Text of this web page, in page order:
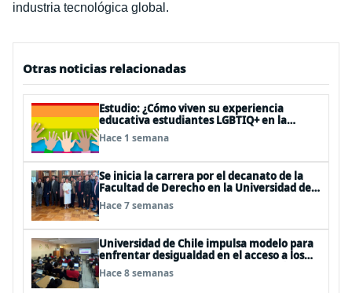
industria tecnológica global.
Otras noticias relacionadas
Estudio: ¿Cómo viven su experiencia
educativa estudiantes LGBTIQ+ en la
universidad?
Hace 1 semana
Se inicia la carrera por el decanato de la
Facultad de Derecho en la Universidad de
Chile
Hace 7 semanas
Universidad de Chile impulsa modelo para
enfrentar desigualdad en el acceso a los
cursos electivos del plan de formación
diferenciada en enseñanza media
Hace 8 semanas